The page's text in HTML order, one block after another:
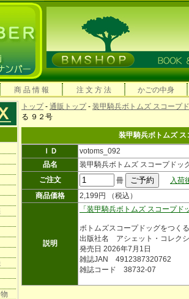
商 品 情 報 注 文 方 法 かごの中身
トップ- 通販トップ- 装甲騎兵ボトムズ スコープ
る ９２号
装甲騎兵ボトムズ
ＩＤ
votoms_092
品名
装甲騎兵ボトムズ スコープドッ
ご注文
冊
入荷
商品価格
2,199円 （税込）
説明
「装甲騎兵ボトムズ スコープ
ボトムズスコープドッグをつく
出版社名 アシェット・コレク
発売日 2026年7月1日
雑誌JAN 4912387320762
雑誌コード 38732-07